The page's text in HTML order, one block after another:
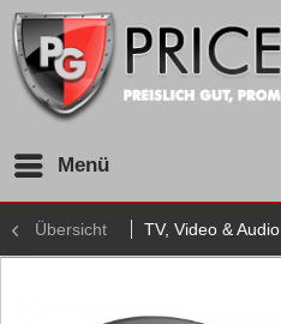
Menü
Übersicht TV, Video & Audio